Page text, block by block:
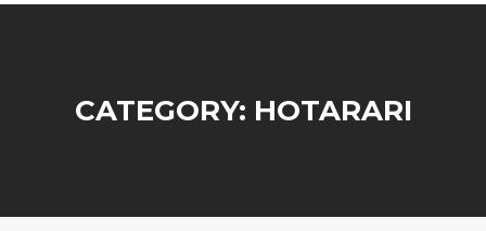
CATEGORY: HOTARARI